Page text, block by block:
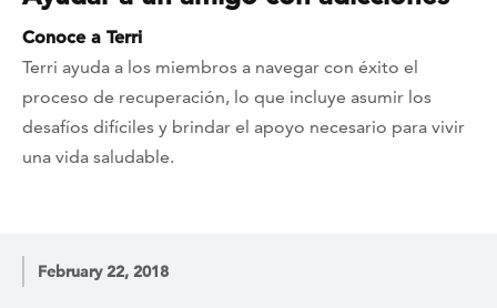
Conoce a Terri
Terri ayuda a los miembros a navegar con éxito el
proceso de recuperación, lo que incluye asumir los
desafíos difíciles y brindar el apoyo necesario para vivir
una vida saludable.
February 22, 2018